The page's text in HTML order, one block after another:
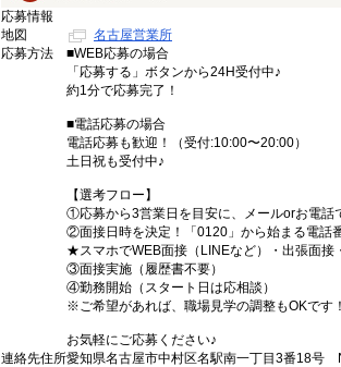
応募情報
地図
名古屋営業所
応募方法
■WEB応募の場合
「応募する」ボタンから24H受付中♪
約1分で応募完了！
■電話応募の場合
電話応募も歓迎！（受付:10:00〜20:00）
土日祝も受付中♪
【選考フロー】
①応募から3営業日を目安に、メールorお電話
②面接日時を決定！「0120」から始まる電話
★スマホでWEB面接（LINEなど）・出張面接
③面接実施（履歴書不要）
④勤務開始（スタート日は応相談）
※ご希望があれば、職場見学の調整もOKです！
お気軽にご応募ください♪
連絡先住所愛知県名古屋市中村区名駅南一丁目3番18号